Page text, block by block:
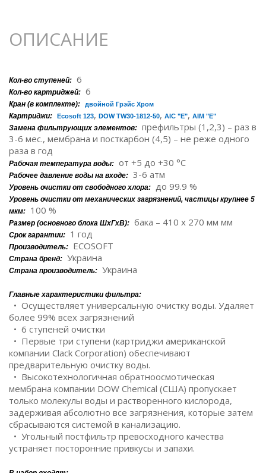
ОПИСАНИЕ
Кол-во ступеней: 6
Кол-во картриджей: 6
Кран (в комплекте): двойной Грэйс Хром
Картриджи: Ecosoft 123, DOW TW30-1812-50, AIC "E", AIM "E"
Замена фильтрующих элементов: префильтры (1,2,3) – раз в
3-6 мес., мембрана и посткарбон (4,5) – не реже одного
раза в год
Рабочая температура воды: от +5 до +30 °C
Рабочее давление воды на входе: 3-6 атм
Уровень очистки от свободного хлора: до 99.9 %
Уровень очистки от механических загрязнений, частицы крупнее 5
мкм:
100 %
Размер (основного блока ШxГxВ): бака – 410 x 270 мм мм
Срок гарантии: 1 год
Производитель: ECOSOFT
Страна бренд: Украина
Страна производитель: Украина
Главные характеристики фильтра:
• Осуществляет универсальную очистку воды. Удаляет
более 99% всех загрязнений
• 6 ступеней очистки
• Первые три ступени (картриджи американской
компании Clack Corporation) обеспечивают
предварительную очистку воды.
• Высокотехнологичная обратноосмотическая
мембрана компании DOW Chemical (США) пропускает
только молекулы воды и растворенного кислорода,
задерживая абсолютно все загрязнения, которые затем
сбрасываются системой в канализацию.
• Угольный постфильтр превосходного качества
устраняет посторонние привкусы и запахи.